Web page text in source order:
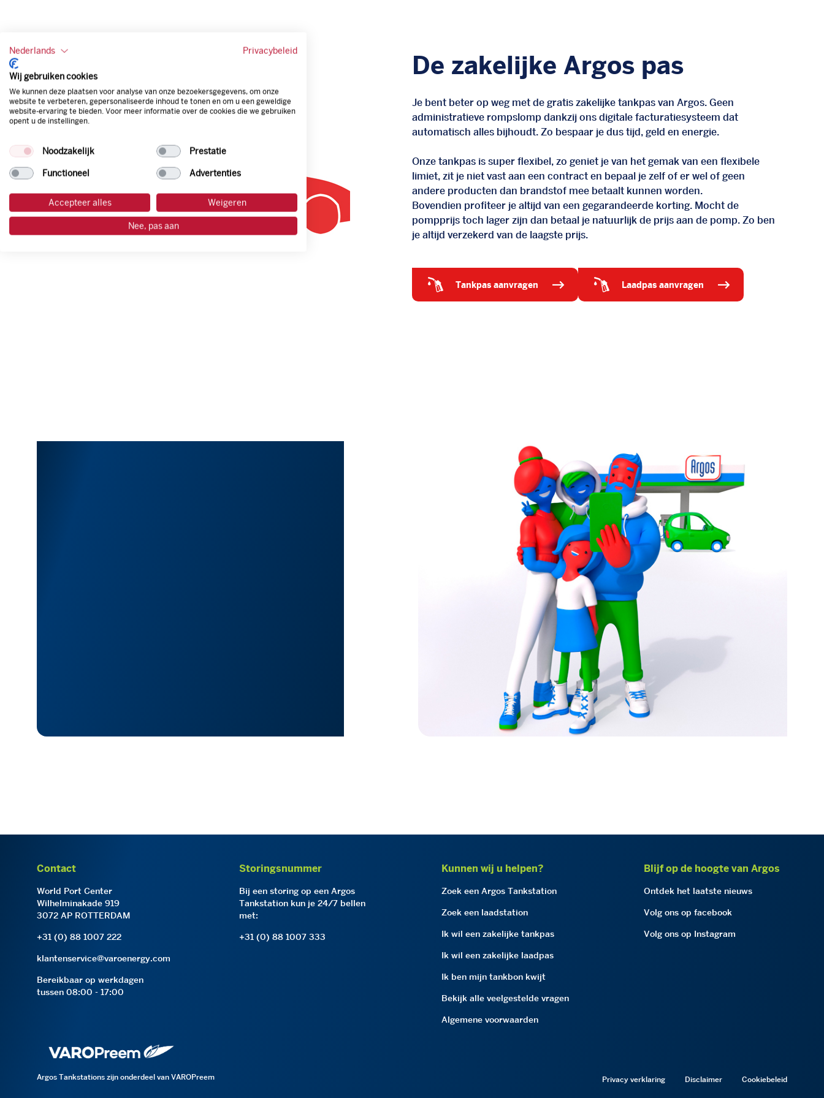
De zakelijke Argos pas
Je bent beter op weg met de gratis zakelijke tankpas van Argos. Geen
administratieve rompslomp dankzij ons digitale facturatiesysteem dat
automatisch alles bijhoudt. Zo bespaar je dus tijd, geld en energie.
Onze tankpas is super flexibel, zo geniet je van het gemak van een flexibele
limiet, zit je niet vast aan een contract en bepaal je zelf of er wel of geen
andere producten dan brandstof mee betaalt kunnen worden.
Bovendien profiteer je altijd van een gegarandeerde korting. Mocht de
pompprijs toch lager zijn dan betaal je natuurlijk de prijs aan de pomp. Zo ben
je altijd verzekerd van de laagste prijs.
tankpas aanvragen laadpas aanvragen
Contact
World Port Center
Wilhelminakade 919
3072 AP ROTTERDAM
+31 (0) 88 1007 222
klantenservice@varoenergy.com
Bereikbaar op werkdagen
tussen 08:00 - 17:00
Storingsnummer
Bij een storing op een Argos
Tankstation kun je 24/7 bellen
met:
+31 (0) 88 1007 333
Kunnen wij u helpen?
Zoek een Argos Tankstation
Zoek een laadstation
Ik wil een zakelijke tankpas
Ik wil een zakelijke laadpas
Ik ben mijn tankbon kwijt
Bekijk alle veelgestelde vragen
Algemene voorwaarden
Blijf op de hoogte van Argos
Ontdek het laatste nieuws
Volg ons op facebook
Volg ons op Instagram
Argos Tankstations zijn onderdeel van VAROPreem Privacy verklaring Disclaimer Cookiebeleid
Nederlands Privacybeleid
Wij gebruiken cookies
We kunnen deze plaatsen voor analyse van onze bezoekersgegevens, om onze
website te verbeteren, gepersonaliseerde inhoud te tonen en om u een geweldige
website-ervaring te bieden. Voor meer informatie over de cookies die we gebruiken
opent u de instellingen.
Noodzakelijk Prestatie
Functioneel Advertenties
Accepteer alles Weigeren
Nee, pas aan